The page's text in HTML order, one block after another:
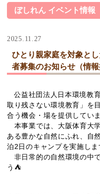
ぼしれん イベント情報
2025.11.27
ひとり親家庭を対象と
者募集のお知らせ（情報
公益社団法人日本環境教
取り残さない環境教育」を
合う機会・場を提供していま
本事業では、大阪体育大
ある豊かな自然にふれ、自
泊 2 日のキャンプを実施しま
非日常的の自然環境の中
う⛺